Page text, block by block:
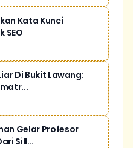
Kata Kunci
SEO
Di Bukit Lawang:
Gelar Profesor
Sill...